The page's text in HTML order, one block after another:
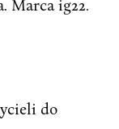
Marca ig22.
do